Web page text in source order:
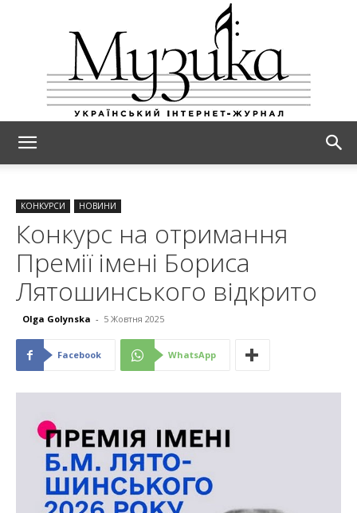
КОНКУРСИ НОВИНИ
Конкурс на отримання
Премії імені Бориса
Лятошинського відкрито
Olga Golynska - 5 Жовтня 2025
Facebook WhatsApp